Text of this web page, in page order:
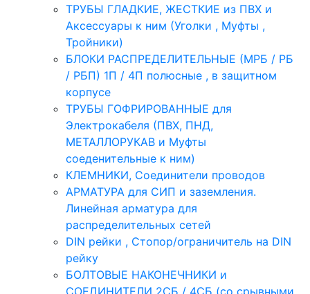
ТРУБЫ ГЛАДКИЕ, ЖЕСТКИЕ из ПВХ и
Аксессуары к ним (Уголки , Муфты ,
Тройники)
БЛОКИ РАСПРЕДЕЛИТЕЛЬНЫЕ (МРБ / РБ
/ РБП) 1П / 4П полюсные , в защитном
корпусе
ТРУБЫ ГОФРИРОВАННЫЕ для
Электрокабеля (ПВХ, ПНД,
МЕТАЛЛОРУКАВ и Муфты
соеденительные к ним)
КЛЕМНИКИ, Соединители проводов
АРМАТУРА для СИП и заземления.
Линейная арматура для
распределительных сетей
DIN рейки , Стопор/ограничитель на DIN
рейку
БОЛТОВЫЕ НАКОНЕЧНИКИ и
СОЕДИНИТЕЛИ 2СБ / 4СБ (со срывными